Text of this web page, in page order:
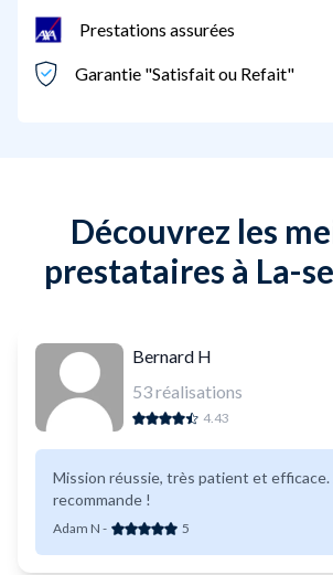
Prestations assurées
Garantie "Satisfait ou Refait"
Découvrez les
prestataires à La-
Bernard H
53réalisations
4.43
Mission réussie, très patient et efficace.
recommande !
Adam N - 5